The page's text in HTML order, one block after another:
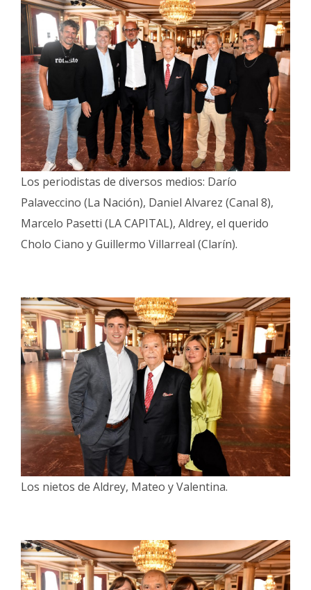
Los periodistas de diversos medios: Darío
Palaveccino (La Nación), Daniel Alvarez (Canal 8),
Marcelo Pasetti (LA CAPITAL), Aldrey, el querido
Cholo Ciano y Guillermo Villarreal (Clarín).
Los nietos de Aldrey, Mateo y Valentina.